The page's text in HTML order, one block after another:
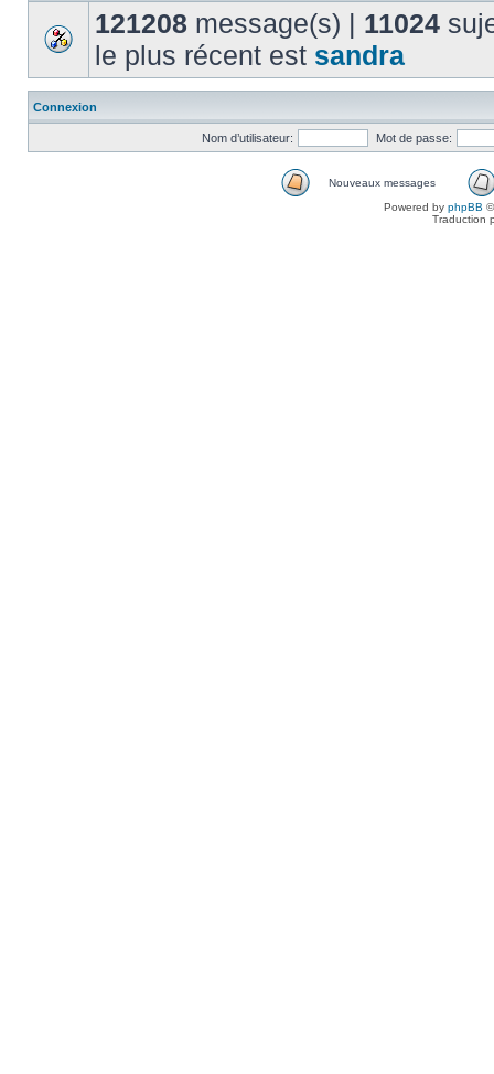
121208 message(s) | 11024
le plus récent est sandra
Connexion
Nom d’utilisateur: Mot de passe:
Nouveaux messages
Powered by phpBB
Traduction